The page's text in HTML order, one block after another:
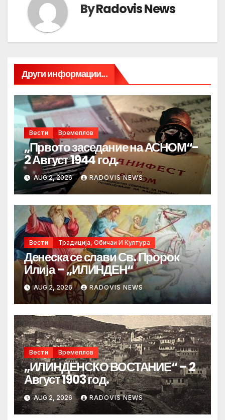
ByRadovis News
Други информации...
Вести Времеплов
„Првото заседание на АСНОМ“-
2 Август 1944 год.
AUG 2, 2026 RADOVIS NEWS
Вести Традиција, Обичаи И Култура
Денеска се слави Св. Пророк
Илија – „ИЛИНДЕН“
AUG 2, 2026 RADOVIS NEWS
Вести Времеплов
„ИЛИНДЕНСКО ВОСТАНИЕ“ – 2
Август 1903 год.
AUG 2, 2026 RADOVIS NEWS